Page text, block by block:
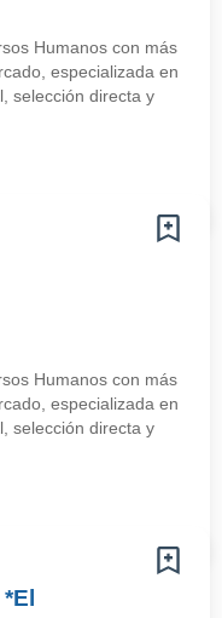
Humanos con más
especializada en
selección directa y
Humanos con más
especializada en
selección directa y